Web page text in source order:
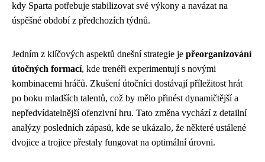
kdy Sparta potřebuje stabilizovat své výkony a navázat na
úspěšné období z předchozích týdnů.
Jedním z klíčových aspektů dnešní strategie je přeorganizování
útočných formací, kde trenéři experimentují s novými
kombinacemi hráčů. Zkušení útočníci dostávají příležitost hrát
po boku mladších talentů, což by mělo přinést dynamičtější a
nepředvídatelnější ofenzivní hru. Tato změna vychází z detailní
analýzy posledních zápasů, kde se ukázalo, že některé ustálené
dvojice a trojice přestaly fungovat na optimální úrovni.